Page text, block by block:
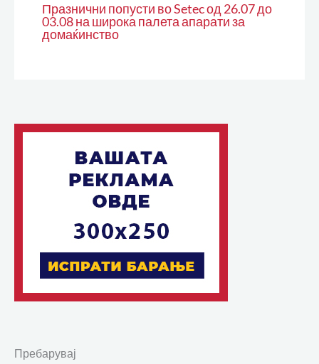
Празнични попусти во Setec од 26.07 до
03.08 на широка палета апарати за
домаќинство
Пребарувај